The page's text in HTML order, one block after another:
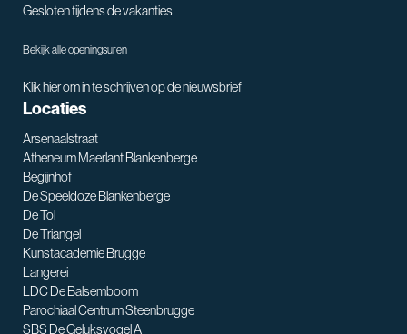
Gesloten tijdens de vakanties
Bekijk alle openingsuren
Klik hier om in te schrijven op de nieuwsbrief
Locaties
Arsenaalstraat
Atheneum Maerlant Blankenberge
Begijnhof
De Speeldoze Blankenberge
De Tol
De Triangel
Kunstacademie Brugge
Langerei
LDC De Balsemboom
Parochiaal Centrum Steenbrugge
SBS De Geluksvogel A
SNT assistent
Waarmee kan ik je helpen?